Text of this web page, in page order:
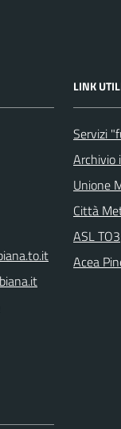
LINK
Servizi
Archivio
Unione
Città
ASL TO3
Acea